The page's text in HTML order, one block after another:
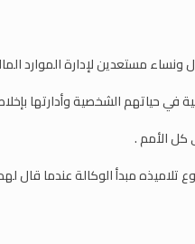
ونساء مستعدين لإدارة الموارد
في حياتهم الشخصية وأدارتها
كل الأمم .
تلاميذه مبدأ الوكالة عندما قال